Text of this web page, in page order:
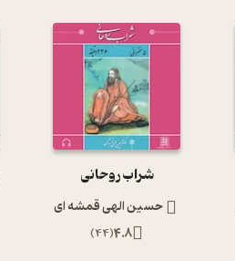
شراب روحانی
حسین الهی قمشه ای
4.8
(
44
)